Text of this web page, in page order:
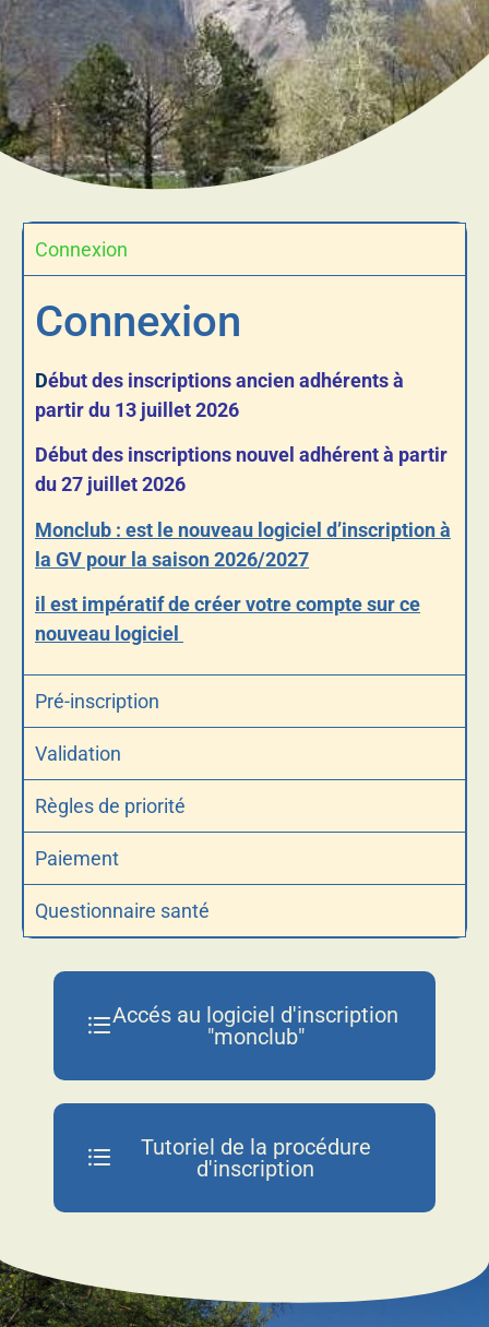
Connexion
Connexion
Début des inscriptions ancien adhérents à
partir du 13 juillet 2026
Début des inscriptions nouvel adhérent à partir
du 27 juillet 2026
Monclub : est le nouveau logiciel d’inscription à
la GV pour la saison 2026/2027
il est impératif de créer votre compte sur ce
nouveau logiciel
Pré-inscription
Validation
Règles de priorité
Paiement
Questionnaire santé
Accés au logiciel d'inscription
"monclub"
Tutoriel de la procédure
d'inscription